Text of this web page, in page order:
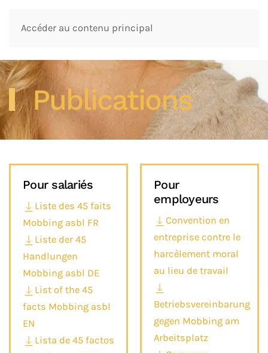
Accéder au contenu principal
Publications
Pour salariés
Liste des 45 faits
Mobbing asbl FR
Liste der 45
Handlungen
Mobbing asbl DE
List of the 45
facts Mobbing asbl
EN
Lista de 45 factos
Pour
employeurs
Convention en
entreprise contre le
harcèlement moral
au lieu de travail
Betriebsvereinbarung
gegen Mobbing am
Arbeitsplatz